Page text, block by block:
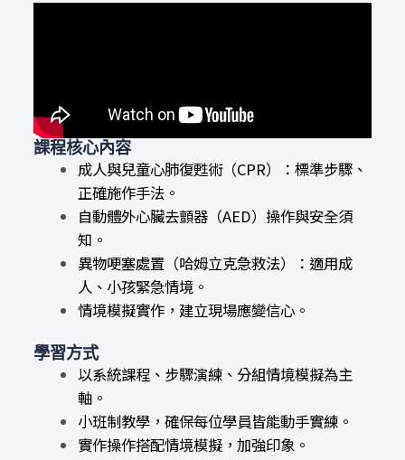
課程核心內容
成人與兒童心肺復甦術（CPR）：標準步驟、
正確施作手法。
自動體外心臟去顫器（AED）操作與安全須
知。
異物哽塞處置（哈姆立克急救法）：適用成
人、小孩緊急情境。
情境模擬實作，建立現場應變信心。
學習方式
以系統課程、步驟演練、分組情境模擬為主
軸。
小班制教學，確保每位學員皆能動手實練。
實作操作搭配情境模擬，加強印象。